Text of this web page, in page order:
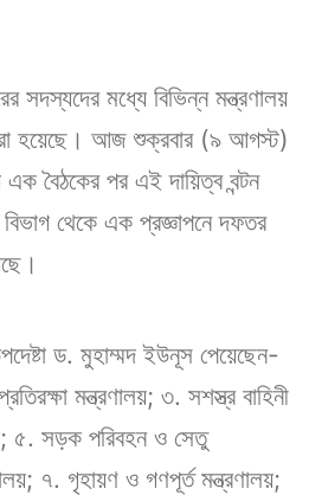
সদস্যদের মধ্যে বিভিন্ন মন্ত্রণালয়
করা হয়েছে। আজ শুক্রবার (৯ আগস্ট)
এক বৈঠকের পর এই দায়িত্ব বন্টন
বিভাগ থেকে এক প্রজ্ঞাপনে দফতর
ড. মুহাম্মদ ইউনূস পেয়েছেন-
মন্ত্রণালয়; ৩. সশস্ত্র বাহিনী
৫. সড়ক পরিবহন ও সেতু
৭. গৃহায়ণ ও গণপূর্ত মন্ত্রণালয়;